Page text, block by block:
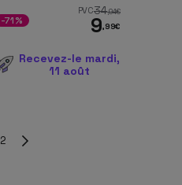
PVC34,94€
9,99€
-71%
Recevez-le mardi,
11 août
2